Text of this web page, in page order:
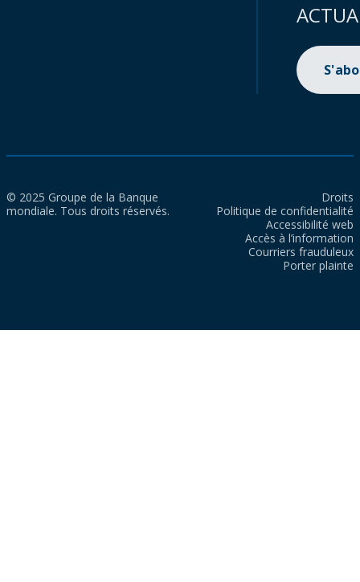
© 2025 Groupe de la Banque
mondiale. Tous droits réservés.
Droits
Politique de confidentialité
Accessibilité web
Accès à l’information
Courriers frauduleux
Porter plainte